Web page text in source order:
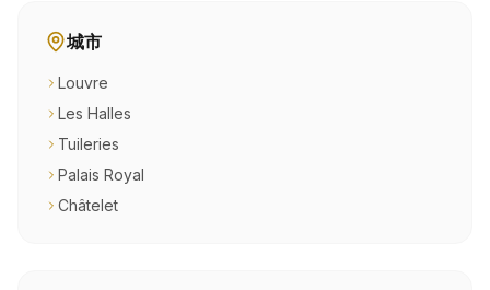
城市
Louvre
Les Halles
Tuileries
Palais Royal
Châtelet